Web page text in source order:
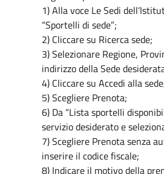
1) Alla voce Le Sedi
“Sportelli di sede”;
2) Cliccare su Ricerca sede;
3) Selezionare Regione,
indirizzo della Sede
4) Cliccare su Accedi alla
5) Scegliere Prenota;
6) Da “Lista sportelli
servizio desiderato e
7) Scegliere Prenota senza
inserire il codice fiscale;
8) Indicare il motivo della